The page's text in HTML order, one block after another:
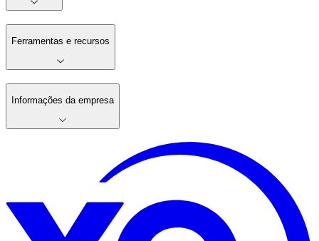
Ferramentas e recursos
Informações da empresa